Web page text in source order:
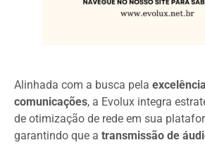
Alinhada com a busca pela
comunicações, a Evolux integra
de otimização de rede em sua
garantindo que a transmissão de